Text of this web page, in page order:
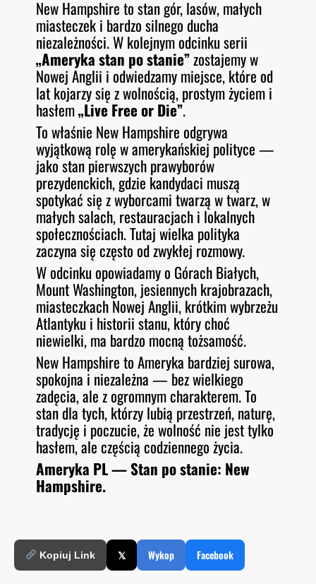
O
D
E
RSS FEED
LINK
EMBED
New Hampshire to stan gór, lasów, małych
miasteczek i bardzo silnego ducha
niezależności. W kolejnym odcinku serii
„Ameryka stan po stanie”zostajemy w
Nowej Anglii i odwiedzamy miejsce, które od
lat kojarzy się z wolnością, prostym życiem i
hasłem„Live Free or Die”.
To właśnie New Hampshire odgrywa
wyjątkową rolę w amerykańskiej polityce —
jako stan pierwszych prawyborów
prezydenckich, gdzie kandydaci muszą
spotykać się z wyborcami twarzą w twarz, w
małych salach, restauracjach i lokalnych
społecznościach. Tutaj wielka polityka
zaczyna się często od zwykłej rozmowy.
W odcinku opowiadamy o Górach Białych,
Mount Washington, jesiennych krajobrazach,
miasteczkach Nowej Anglii, krótkim wybrzeżu
Atlantyku i historii stanu, który choć
niewielki, ma bardzo mocną tożsamość.
New Hampshire to Ameryka bardziej surowa,
spokojna i niezależna — bez wielkiego
zadęcia, ale z ogromnym charakterem. To
stan dla tych, którzy lubią przestrzeń, naturę,
tradycję i poczucie, że wolność nie jest tylko
hasłem, ale częścią codziennego życia.
Ameryka PL — Stan po stanie: New
Hampshire.
Kopiuj Link 𝕏 Wykop Facebook